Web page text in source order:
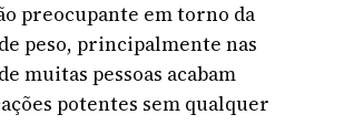
preocupante em torno da
peso, principalmente nas
muitas pessoas acabam
potentes sem qualquer